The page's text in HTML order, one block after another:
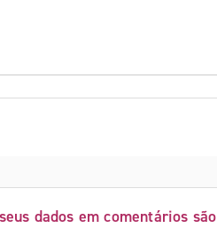
dados em comentários são